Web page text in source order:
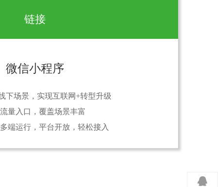
链接
微信小程序
下场景，实现互联网+转型升级
量入口，覆盖场景丰富
端运行，平台开放，轻松接入